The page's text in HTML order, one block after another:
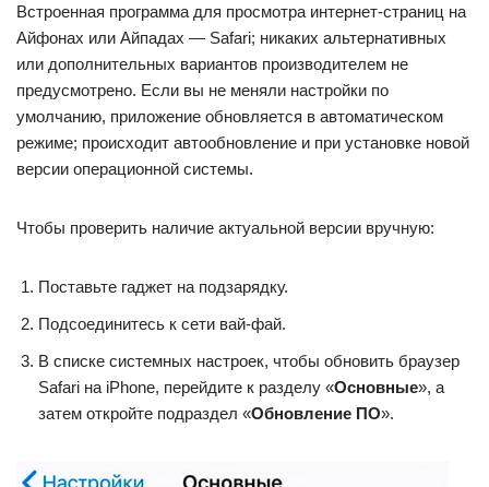
Встроенная программа для просмотра интернет-страниц на
Айфонах или Айпадах — Safari; никаких альтернативных
или дополнительных вариантов производителем не
предусмотрено. Если вы не меняли настройки по
умолчанию, приложение обновляется в автоматическом
режиме; происходит автообновление и при установке новой
версии операционной системы.
Чтобы проверить наличие актуальной версии вручную:
Поставьте гаджет на подзарядку.
Подсоединитесь к сети вай-фай.
В списке системных настроек, чтобы обновить браузер
Safari на iPhone, перейдите к разделу «Основные», а
затем откройте подраздел «Обновление ПО».